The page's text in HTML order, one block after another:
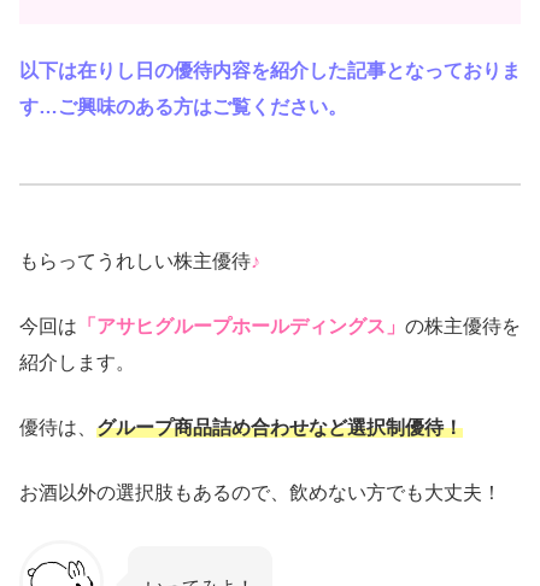
以下は在りし日の優待内容を紹介した記事となっておりま
す…ご興味のある方はご覧ください。
もらってうれしい株主優待♪
今回は 「アサヒグループホールディングス」 の株主優待を
紹介します。
優待は、 グループ商品詰め合わせなど選択制優待！
お酒以外の選択肢もあるので、飲めない方でも大丈夫！